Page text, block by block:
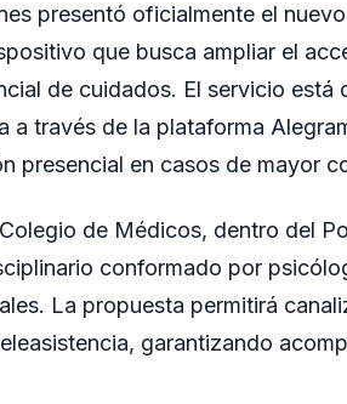
presentó oficialmente el
que busca ampliar el
de cuidados. El servicio está
a través de la plataforma
presencial en casos de mayor
de Médicos, dentro del
conformado por
La propuesta permitirá
garantizando